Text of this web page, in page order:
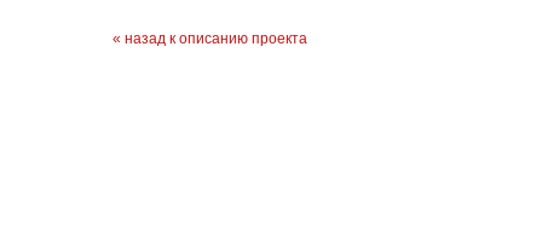
« назад к описанию проекта